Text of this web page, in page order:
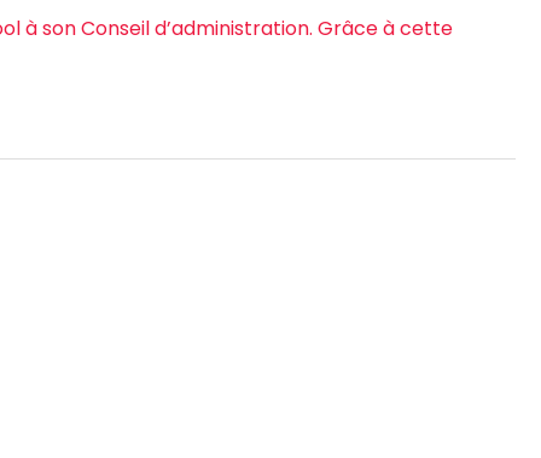
à son Conseil d’administration. Grâce à cette